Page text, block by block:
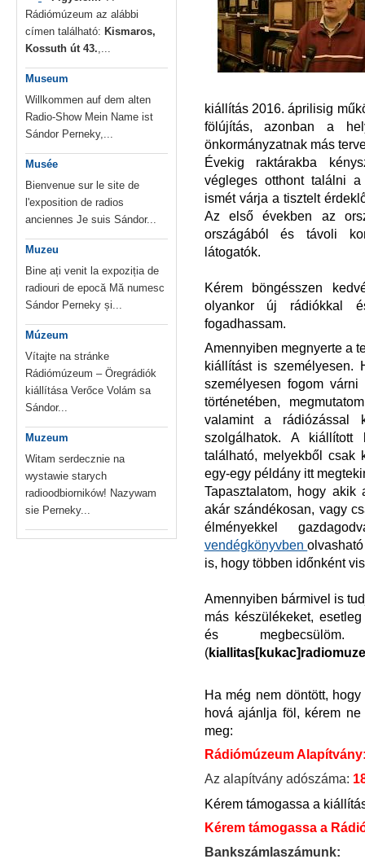
Rádiómúzeum az alábbi
címen található: Kismaros,
Kossuth út 43.,...
Museum
Willkommen auf dem alten
Radio-Show Mein Name ist
Sándor Perneky,...
Musée
Bienvenue sur le site de
l'exposition de radios
anciennes Je suis Sándor...
Muzeu
Bine ați venit la expoziția de
radiouri de epocă Mă numesc
Sándor Perneky și...
Múzeum
Vítajte na stránke
Rádiómúzeum – Öregrádiók
kiállítása Verőce Volám sa
Sándor...
Muzeum
Witam serdecznie na
wystawie starych
radioodbiorników! Nazywam
sie Perneky...
kiállítás 2016. áprilisig
fölújítás, azonban a
önkormányzatnak más
Évekig raktárakba
végleges otthont találni
ismét várja a tisztelt
Az első években az
országából és távoli
látogatók.
Kérem böngésszen
olyankor új rádiókkal
fogadhassam.
Amennyiben megnyerte a
kiállítást is személyesen.
személyesen fogom
történetében,
valamint a rádiózással
szolgálhatok. A kiállított
található, melyekből csak
egy-egy példány itt
Tapasztalatom, hogy
akár szándékosan, vagy
élményekkel
vendégkönyvben
is, hogy többen időnként
Amennyiben bármivel is
más készülékeket,
és
(kiallitas[
Ha még nem döntött,
hová ajánlja föl, kérem
meg:
Rádiómúzeum
Az alapítvány adószáma:
Kérem támogassa a
Kérem támogassa a
Bankszámlaszámunk: